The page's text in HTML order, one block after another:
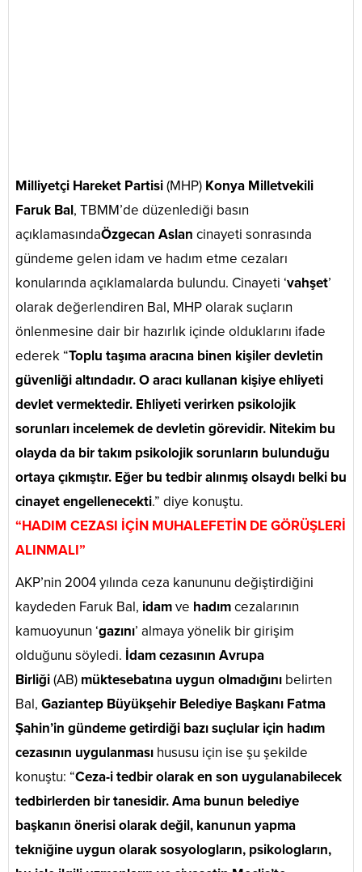
Milliyetçi Hareket Partisi(MHP) Konya Milletvekili
Faruk Bal, TBMM’de düzenlediği basın
açıklamasındaÖzgecan Aslan cinayeti sonrasında
gündeme gelen idam ve hadım etme cezaları
konularında açıklamalarda bulundu. Cinayeti ‘vahşet’
olarak değerlendiren Bal, MHP olarak suçların
önlenmesine dair bir hazırlık içinde olduklarını ifade
ederek “Toplu taşıma aracına binen kişiler devletin
güvenliği altındadır. O aracı kullanan kişiye ehliyeti
devlet vermektedir. Ehliyeti verirken psikolojik
sorunları incelemek de devletin görevidir. Nitekim bu
olayda da bir takım psikolojik sorunların bulunduğu
ortaya çıkmıştır. Eğer bu tedbir alınmış olsaydı belki bu
cinayet engellenecekti.” diye konuştu.
“HADIM CEZASI İÇİN MUHALEFETİN DE GÖRÜŞLERİ
ALINMALI”
AKP’nin 2004 yılında ceza kanununu değiştirdiğini
kaydeden Faruk Bal, idamve hadımcezalarının
kamuoyunun ‘gazını’ almaya yönelik bir girişim
olduğunu söyledi. İdam cezasının Avrupa
Birliği(AB) müktesebatına uygun olmadığını belirten
Bal, Gaziantep Büyükşehir Belediye Başkanı Fatma
Şahin’in gündeme getirdiği bazı suçlular için hadım
cezasının uygulanması hususu için ise şu şekilde
konuştu: “Ceza-i tedbir olarak en son uygulanabilecek
tedbirlerden bir tanesidir. Ama bunun belediye
başkanın önerisi olarak değil, kanunun yapma
tekniğine uygun olarak sosyologların, psikologların,